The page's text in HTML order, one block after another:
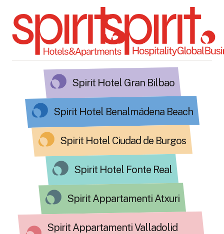
Spirit Hotel Gran Bilbao
Spirit Hotel Benalmádena Beach
Spirit Hotel Ciudad de Burgos
Spirit Hotel Fonte Real
Spirit Appartamenti Atxuri
Spirit Appartamenti Valladolid